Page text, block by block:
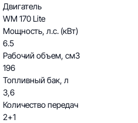
Двигатель
WM 170 Lite
Мощность, л.с. (кВт)
6.5
Рабочий объем, см3
196
Топливный бак, л
3,6
Количество передач
2+1